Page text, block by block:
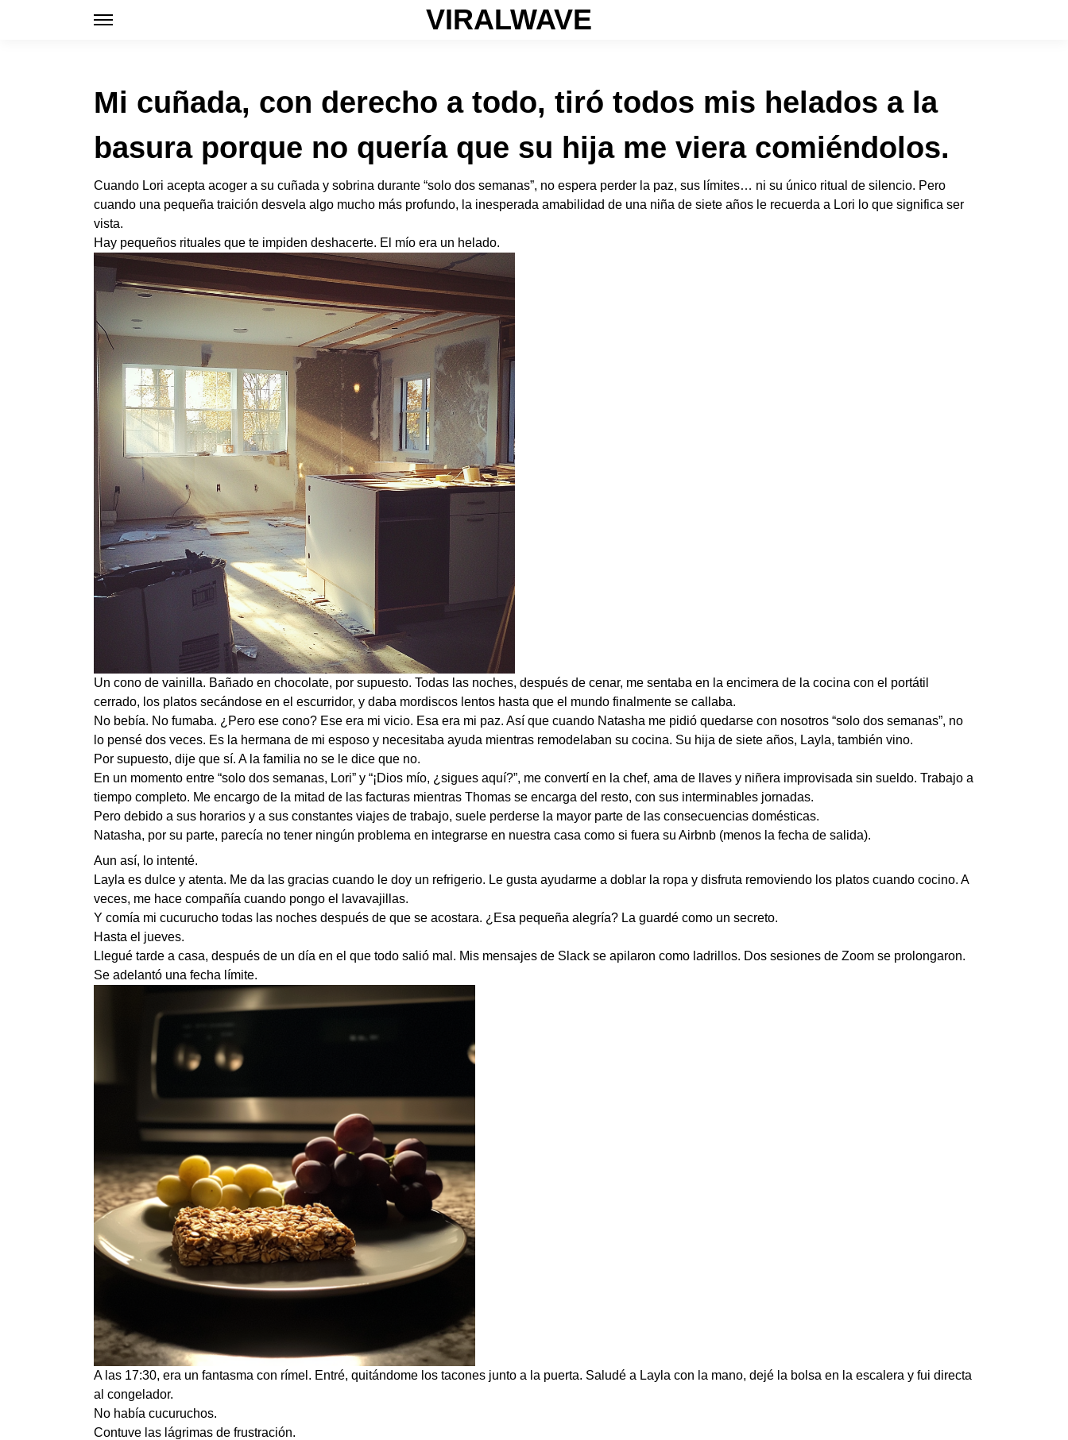
VIRALWAVE
Mi cuñada, con derecho a todo, tiró todos mis helados a la
basura porque no quería que su hija me viera comiéndolos.
Cuando Lori acepta acoger a su cuñada y sobrina durante “solo dos semanas”, no espera perder la paz, sus límites… ni su único ritual de silencio. Pero
cuando una pequeña traición desvela algo mucho más profundo, la inesperada amabilidad de una niña de siete años le recuerda a Lori lo que significa ser
vista.
Hay pequeños rituales que te impiden deshacerte. El mío era un helado.
Un cono de vainilla. Bañado en chocolate, por supuesto. Todas las noches, después de cenar, me sentaba en la encimera de la cocina con el portátil
cerrado, los platos secándose en el escurridor, y daba mordiscos lentos hasta que el mundo finalmente se callaba.
No bebía. No fumaba. ¿Pero ese cono? Ese era mi vicio. Esa era mi paz. Así que cuando Natasha me pidió quedarse con nosotros “solo dos semanas”, no
lo pensé dos veces. Es la hermana de mi esposo y necesitaba ayuda mientras remodelaban su cocina. Su hija de siete años, Layla, también vino.
Por supuesto, dije que sí. A la familia no se le dice que no.
En un momento entre “solo dos semanas, Lori” y “¡Dios mío, ¿sigues aquí?”, me convertí en la chef, ama de llaves y niñera improvisada sin sueldo. Trabajo a
tiempo completo. Me encargo de la mitad de las facturas mientras Thomas se encarga del resto, con sus interminables jornadas.
Pero debido a sus horarios y a sus constantes viajes de trabajo, suele perderse la mayor parte de las consecuencias domésticas.
Natasha, por su parte, parecía no tener ningún problema en integrarse en nuestra casa como si fuera su Airbnb (menos la fecha de salida).
Aun así, lo intenté.
Layla es dulce y atenta. Me da las gracias cuando le doy un refrigerio. Le gusta ayudarme a doblar la ropa y disfruta removiendo los platos cuando cocino. A
veces, me hace compañía cuando pongo el lavavajillas.
Y comía mi cucurucho todas las noches después de que se acostara. ¿Esa pequeña alegría? La guardé como un secreto.
Hasta el jueves.
Llegué tarde a casa, después de un día en el que todo salió mal. Mis mensajes de Slack se apilaron como ladrillos. Dos sesiones de Zoom se prolongaron.
Se adelantó una fecha límite.
A las 17:30, era un fantasma con rímel. Entré, quitándome los tacones junto a la puerta. Saludé a Layla con la mano, dejé la bolsa en la escalera y fui directa
al congelador.
No había cucuruchos.
Contuve las lágrimas de frustración.